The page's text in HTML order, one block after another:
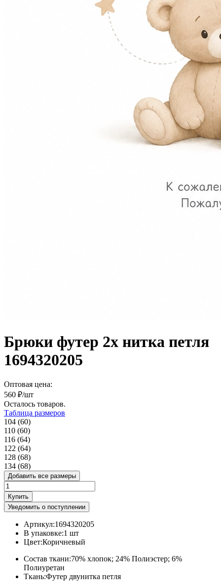
Брюки футер 2х нитка петля
1694320205
Оптовая цена:
560 ₽/шт
Осталось товаров.
Таблица размеров
104 (60)
110 (60)
116 (64)
122 (64)
128 (68)
134 (68)
Добавить все размеры
Купить
Уведомить о поступлении
Артикул:1694320205
В упаковке:1 шт
Цвет:Коричневый
Состав ткани:70% хлопок; 24% Полиэстер; 6%
Полиуретан
Ткань:Футер двунитка петля